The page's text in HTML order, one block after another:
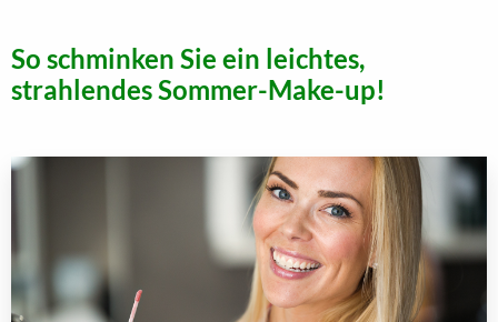
So schminken Sie ein leichtes,
strahlendes Sommer-Make-up!